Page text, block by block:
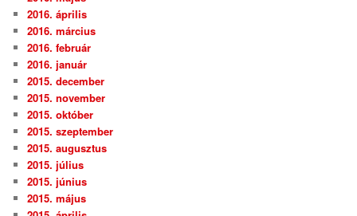
2016. április
2016. március
2016. február
2016. január
2015. december
2015. november
2015. október
2015. szeptember
2015. augusztus
2015. július
2015. június
2015. május